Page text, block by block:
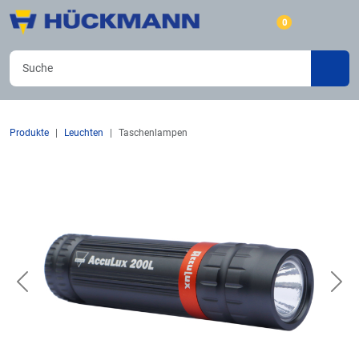
0
Produkte Leuchten Taschenlampen
Previous